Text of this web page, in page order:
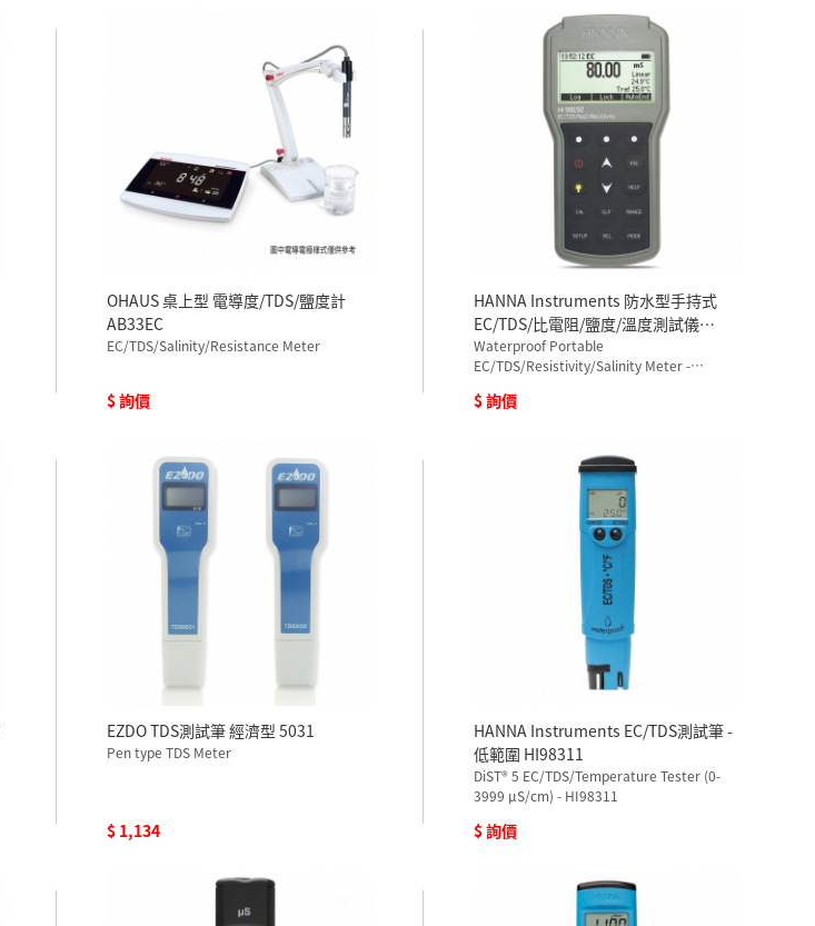
OHAUS 桌上型 電導度/TDS/鹽度計
AB33EC
EC/TDS/Salinity/Resistance Meter
$ 詢價
HANNA Instruments 防水型手持式
EC/TDS/比電阻/鹽度/溫度測試儀
HI98192
Waterproof Portable
EC/TDS/Resistivity/Salinity Meter -
$ 詢價
EZDO TDS測試筆 經濟型 5031
Pen type TDS Meter
$ 1,134
HANNA Instruments EC/TDS測試筆 -
低範圍 HI98311
DiST® 5 EC/TDS/Temperature Tester (0-
3999 µS/cm) - HI98311
$ 詢價